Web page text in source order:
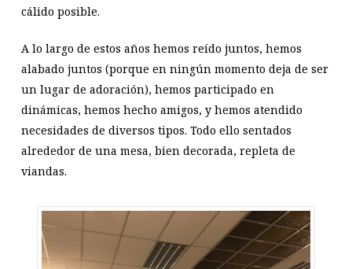
cálido posible.
A lo largo de estos años hemos reído juntos, hemos
alabado juntos (porque en ningún momento deja de ser
un lugar de adoración), hemos participado en
dinámicas, hemos hecho amigos, y hemos atendido
necesidades de diversos tipos. Todo ello sentados
alrededor de una mesa, bien decorada, repleta de
viandas.